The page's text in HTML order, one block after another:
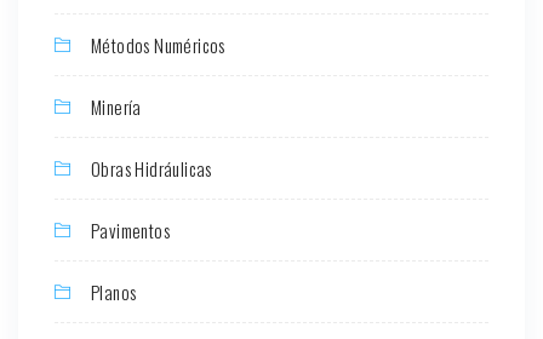
Métodos Numéricos
Minería
Obras Hidráulicas
Pavimentos
Planos